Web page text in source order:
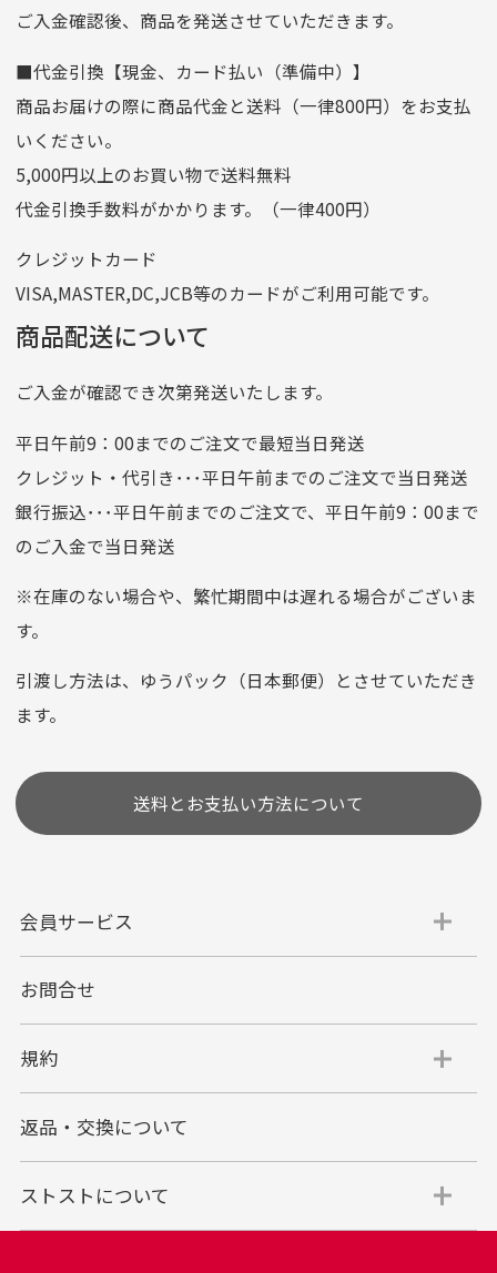
口座番号
0255557
口座名義
株式会社一条
ゆうちょ銀行
ゆうちょ間
記号
14710
他銀行から
店名
四七八（読みヨンナナハチ）
店番
478
預金種目
普通預金
口座番号
0776226
口座名義
株式会社一条
クレジットカード
選びいただけない場合がございます。
代金引換
代引手数料一律400円
す。
代金引換でのお支払い方法は現金のみとなりま
す。
商品代金＋送料(全国一律800円)＋代引手数料(一
律400円)＝合計金額
ご入金確認後、商品を発送させていただきます。
■代金引換【現金、カード払い（準備中）】
商品お届けの際に商品代金と送料（一律800円）をお支払
いください。
5,000円以上のお買い物で送料無料
代金引換手数料がかかります。（一律400円）
クレジットカード
VISA,MASTER,DC,JCB等のカードがご利用可能です。
商品配送について
ご入金が確認でき次第発送いたします。
平日午前9：00までのご注文で最短当日発送
クレジット・代引き･･･平日午前までのご注文で当日発送
銀行振込･･･平日午前までのご注文で、平日午前9：00まで
のご入金で当日発送
※在庫のない場合や、繁忙期間中は遅れる場合がございま
す。
引渡し方法は、ゆうパック（日本郵便）とさせていただき
ます。
送料とお支払い方法について
会員サービス
お問合せ
規約
返品・交換について
ストストについて